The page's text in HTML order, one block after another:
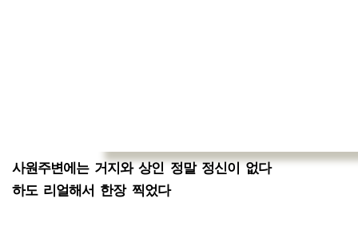
사원주변에는 거지와 상인 정말 정신이 없다
하도 리얼해서 한장 찍었다